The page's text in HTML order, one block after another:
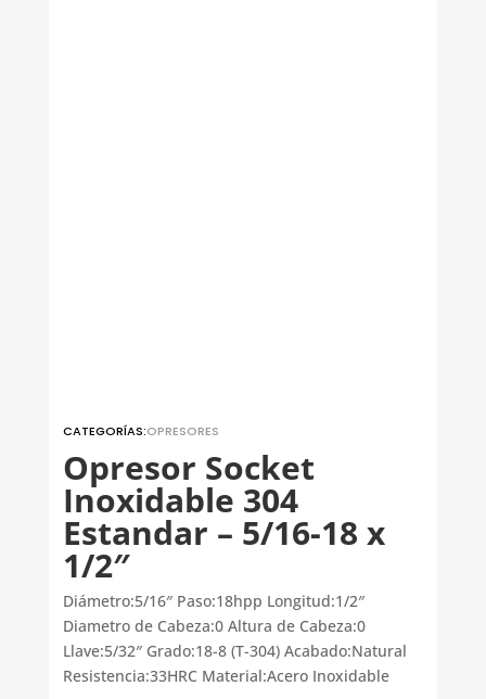
CATEGORÍAS:OPRESORES
Opresor Socket
Inoxidable 304
Estandar – 5/16-18 x
1/2″
Diámetro:5/16″ Paso:18hpp Longitud:1/2″
Diametro de Cabeza:0 Altura de Cabeza:0
Llave:5/32″ Grado:18-8 (T-304) Acabado:Natural
Resistencia:33HRC Material:Acero Inoxidable